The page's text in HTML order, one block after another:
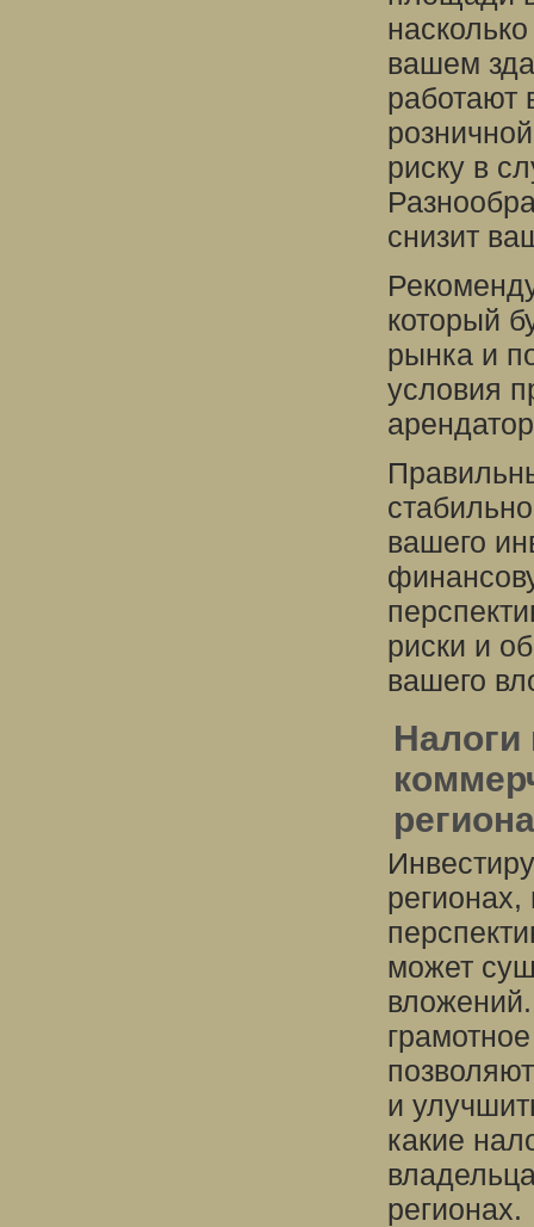
вашем
работают
риску в
снизит
который
рынка и
условия
вашего
риски и
вашего
Налоги
может
и
какие
регионах.